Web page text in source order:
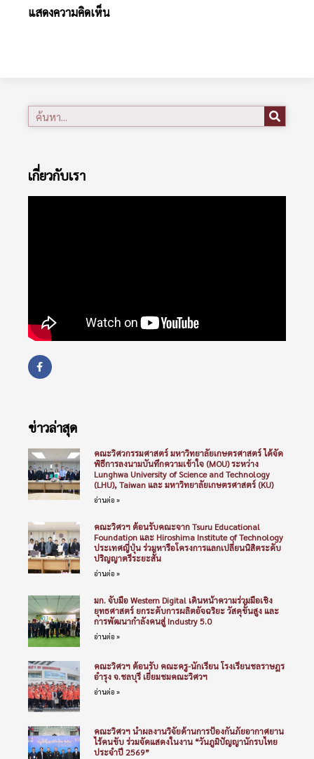
แสดงความคิดเห็น
เกี่ยวกับเรา
ข่าวล่าสุด
คณะวิศวกรรมศาสตร์ มหาวิทยาลัยเกษตรศาสตร์ ได้จัด
พิธีการลงนามบันทึกความเข้าใจ (MOU) ระหว่าง
Lunghwa University of Science and Technology
(LHU), Taiwan และ มหาวิทยาลัยเกษตรศาสตร์ (KU)
อ่านต่อ »
คณะวิศวฯ ต้อนรับคณะจาก Tsuru Educational
Foundation และ Hiroshima Institute of Technology
ประเทศญี่ปุ่น ร่วมหารือโครงการแลกเปลี่ยนนิสิตระดับ
ปริญญาตรีระยะสั้น
อ่านต่อ »
มก. จับมือ Western Digital เดินหน้าความร่วมมือเชิง
ยุทธศาสตร์ ยกระดับการผลิตอัจฉริยะ วัสดุขั้นสูง และ
การพัฒนากำลังคนสู่ Industry 5.0
อ่านต่อ »
คณะวิศวฯ ต้อนรับ คณะครู-นักเรียน โรงเรียนชลราษฎร
อำรุง จ.ชลบุรี เยี่ยมชมคณะวิศวฯ
อ่านต่อ »
คณะวิศวฯ นำผลงานวิจัยด้านการป้องกันภัยอากาศยาน
ไร้คนขับ ร่วมจัดแสดงในงาน “วันภูมิปัญญานักรบไทย
ประจำปี 2569”